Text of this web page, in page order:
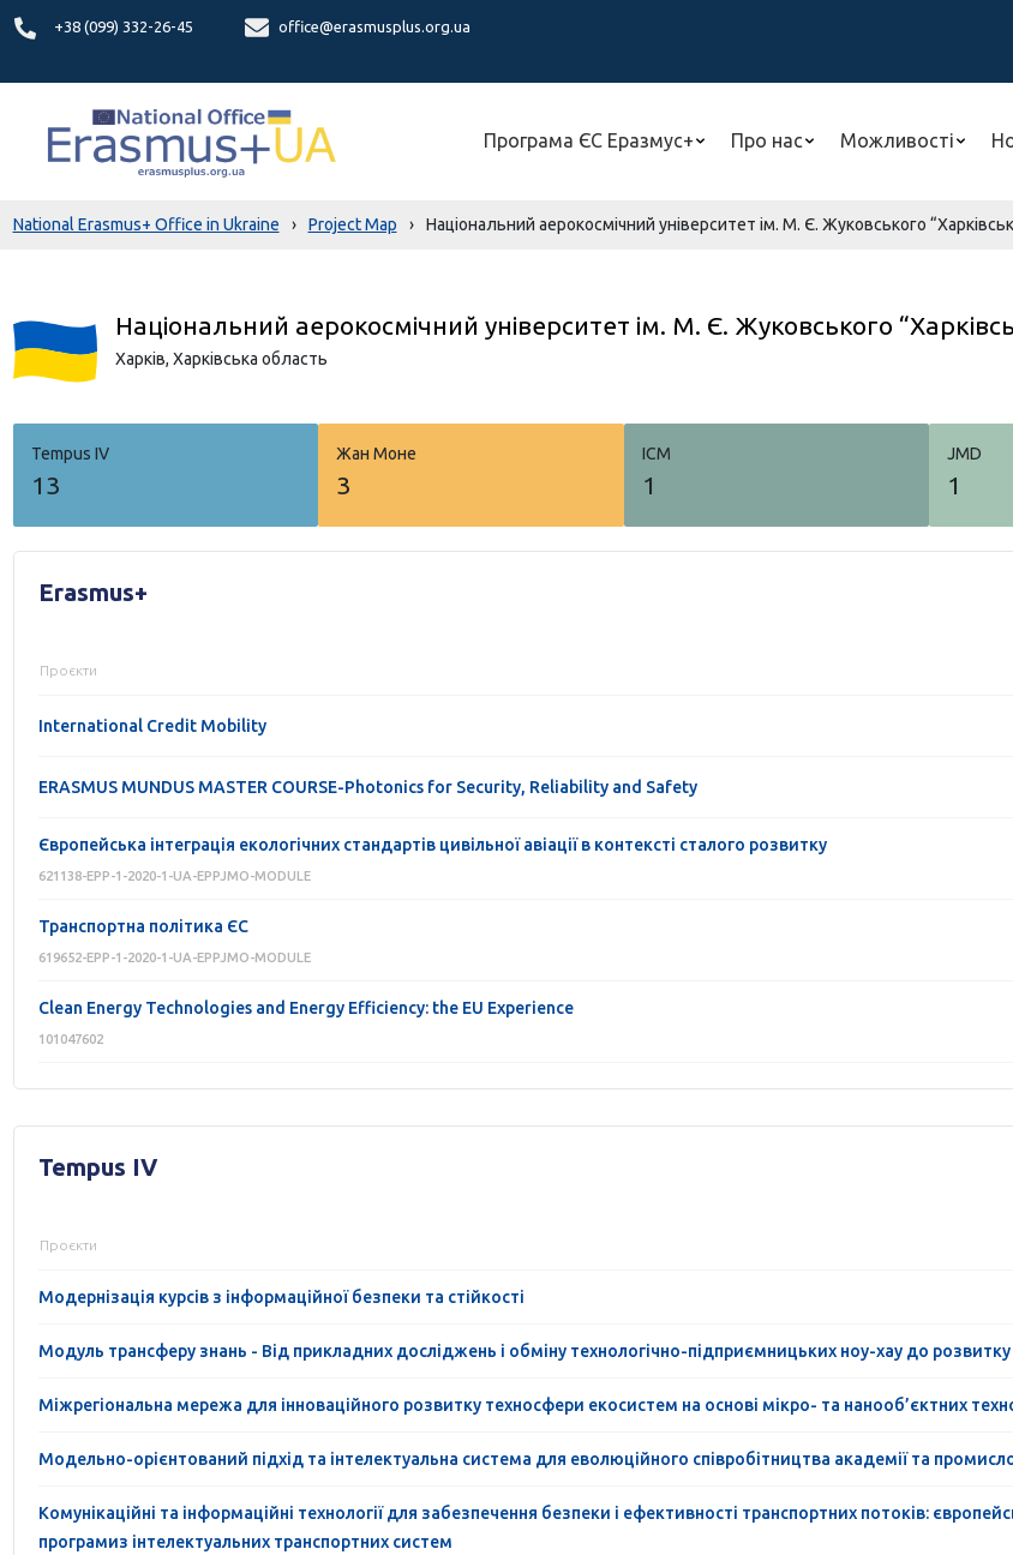
+38 (099) 332-26-45
office@erasmusplus.org.ua
Програма ЄС Еразмус+ Про нас Можливості
National Erasmus+ Office in Ukraine › Project Map › Національний аерокосмічний університет ім. М. Є. Жуковського
Національний аерокосмічний університет ім. М. Є. Жуковського
Харкiв, Харківська область
Tempus IV
13
Жан Моне
3
ICM
1
JMD
1
Erasmus+
Проєкти
International Credit Mobility
ERASMUS MUNDUS MASTER COURSE-Photonics for Security, Reliability and Safety
Європейська інтеграція екологічних стандартів цивільної авіації в контексті сталого розвитку
621138-EPP-1-2020-1-UA-EPPJMO-MODULE
Транспортна політика ЄС
619652-EPP-1-2020-1-UA-EPPJMO-MODULE
Clean Energy Technologies and Energy Efficiency: the EU Experience
101047602
Tempus IV
Проєкти
Модернізація курсів з інформаційної безпеки та стійкості
Модуль трансферу знань - Від прикладних досліджень і обміну технологічно-підприємницьких ноу-хау до
Міжрегіональна мережа для інноваційного розвитку техносфери екосистем на основі мікро- та нанооб’єктних
Модельно-орієнтований підхід та інтелектуальна система для еволюційного співробітництва академії та
Комунікаційні та інформаційні технології для забезпечення безпеки і ефективності транспортних потоків:
програмиз інтелектуальних транспортних систем